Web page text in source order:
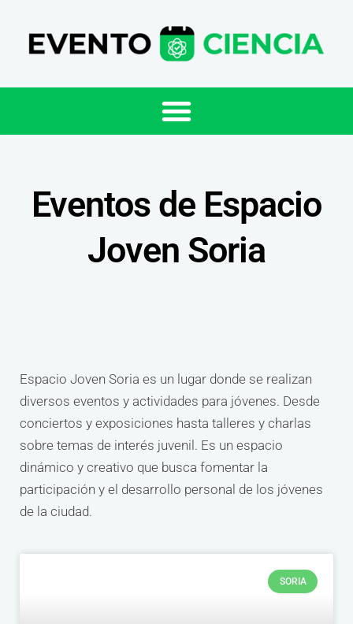
Eventos de Espacio
Joven Soria
Espacio Joven Soria es un lugar donde se realizan
diversos eventos y actividades para jóvenes. Desde
conciertos y exposiciones hasta talleres y charlas
sobre temas de interés juvenil. Es un espacio
dinámico y creativo que busca fomentar la
participación y el desarrollo personal de los jóvenes
de la ciudad.
SORIA